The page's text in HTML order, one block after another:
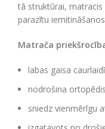
tā struktūrai,
parazītu
Matrača
labas gaisa
nodrošina
sniedz vienmērīgu